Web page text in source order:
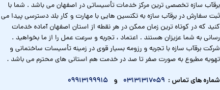
برقآب سازه تخصصی ترین مرکز خدمات تأسیساتی در اصفهان می باشد . شما با
ثبت سفارش در برقآب سازه به تکنسین هایی با مهارت و کار بلد دسترسی پیدا می
کنید که در کوتاه ترین زمان ممکن در هر نقطه از استان اصفهان آماده خدمات
رسانی به شما عزیزان هستند . اعتماد ، تجربه و سرعت عمل را از ما بخواهید .
شرکت برقآب سازه با تجربه و رزومه بسیار قوی در زمینه تأسیسات ساختمانی و
تهویه مطبوع به صورت صفر تا صد در خدمت هم استانی های محترم می باشد .
شماره های تماس : 03131317059 و 09913199915